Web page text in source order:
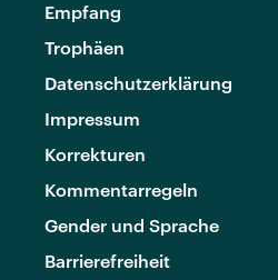
Empfang
Trophäen
Datenschutzerklärung
Impressum
Korrekturen
Kommentarregeln
Gender und Sprache
Barrierefreiheit